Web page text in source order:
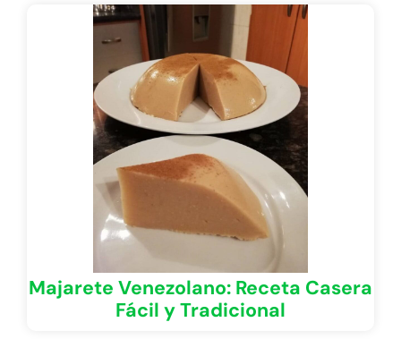
Majarete Venezolano: Receta Casera
Fácil y Tradicional